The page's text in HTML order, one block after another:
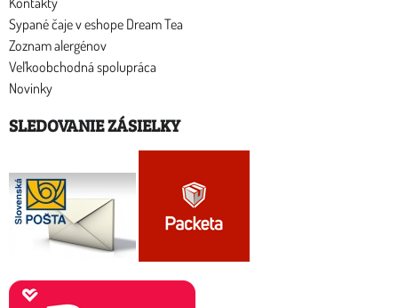
Sypané čaje v eshope Dream Tea
Zoznam alergénov
Veľkoobchodná spolupráca
Novinky
SLEDOVANIE ZÁSIELKY